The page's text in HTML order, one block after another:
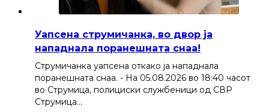
Уапсена струмичанка, во двор ја
нападнала поранешната снаа!
Струмичанка уапсена откако ја нападнала
поранешната снаа. - На 05.08.2026 во 18:40 часот
во Струмица, полициски службеници од СВР
Струмица…